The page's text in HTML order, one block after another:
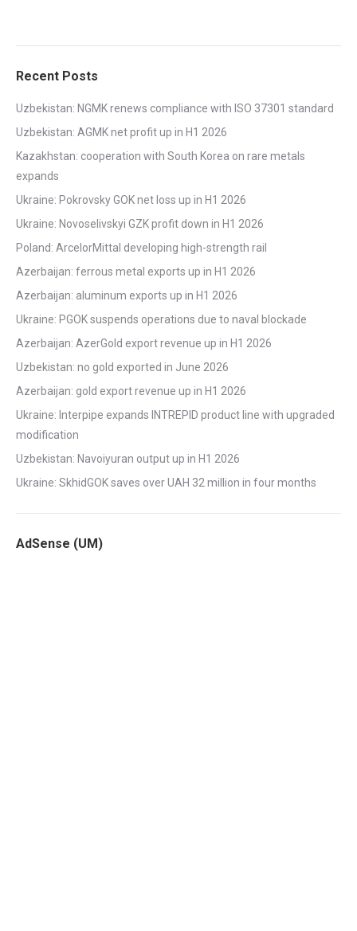
Recent Posts
Uzbekistan: NGMK renews compliance with ISO 37301 standard
Uzbekistan: AGMK net profit up in H1 2026
Kazakhstan: cooperation with South Korea on rare metals
expands
Ukraine: Pokrovsky GOK net loss up in H1 2026
Ukraine: Novoselivskyi GZK profit down in H1 2026
Poland: ArcelorMittal developing high-strength rail
Azerbaijan: ferrous metal exports up in H1 2026
Azerbaijan: aluminum exports up in H1 2026
Ukraine: PGOK suspends operations due to naval blockade
Azerbaijan: AzerGold export revenue up in H1 2026
Uzbekistan: no gold exported in June 2026
Azerbaijan: gold export revenue up in H1 2026
Ukraine: Interpipe expands INTREPID product line with upgraded
modification
Uzbekistan: Navoiyuran output up in H1 2026
Ukraine: SkhidGOK saves over UAH 32 million in four months
AdSense (UM)